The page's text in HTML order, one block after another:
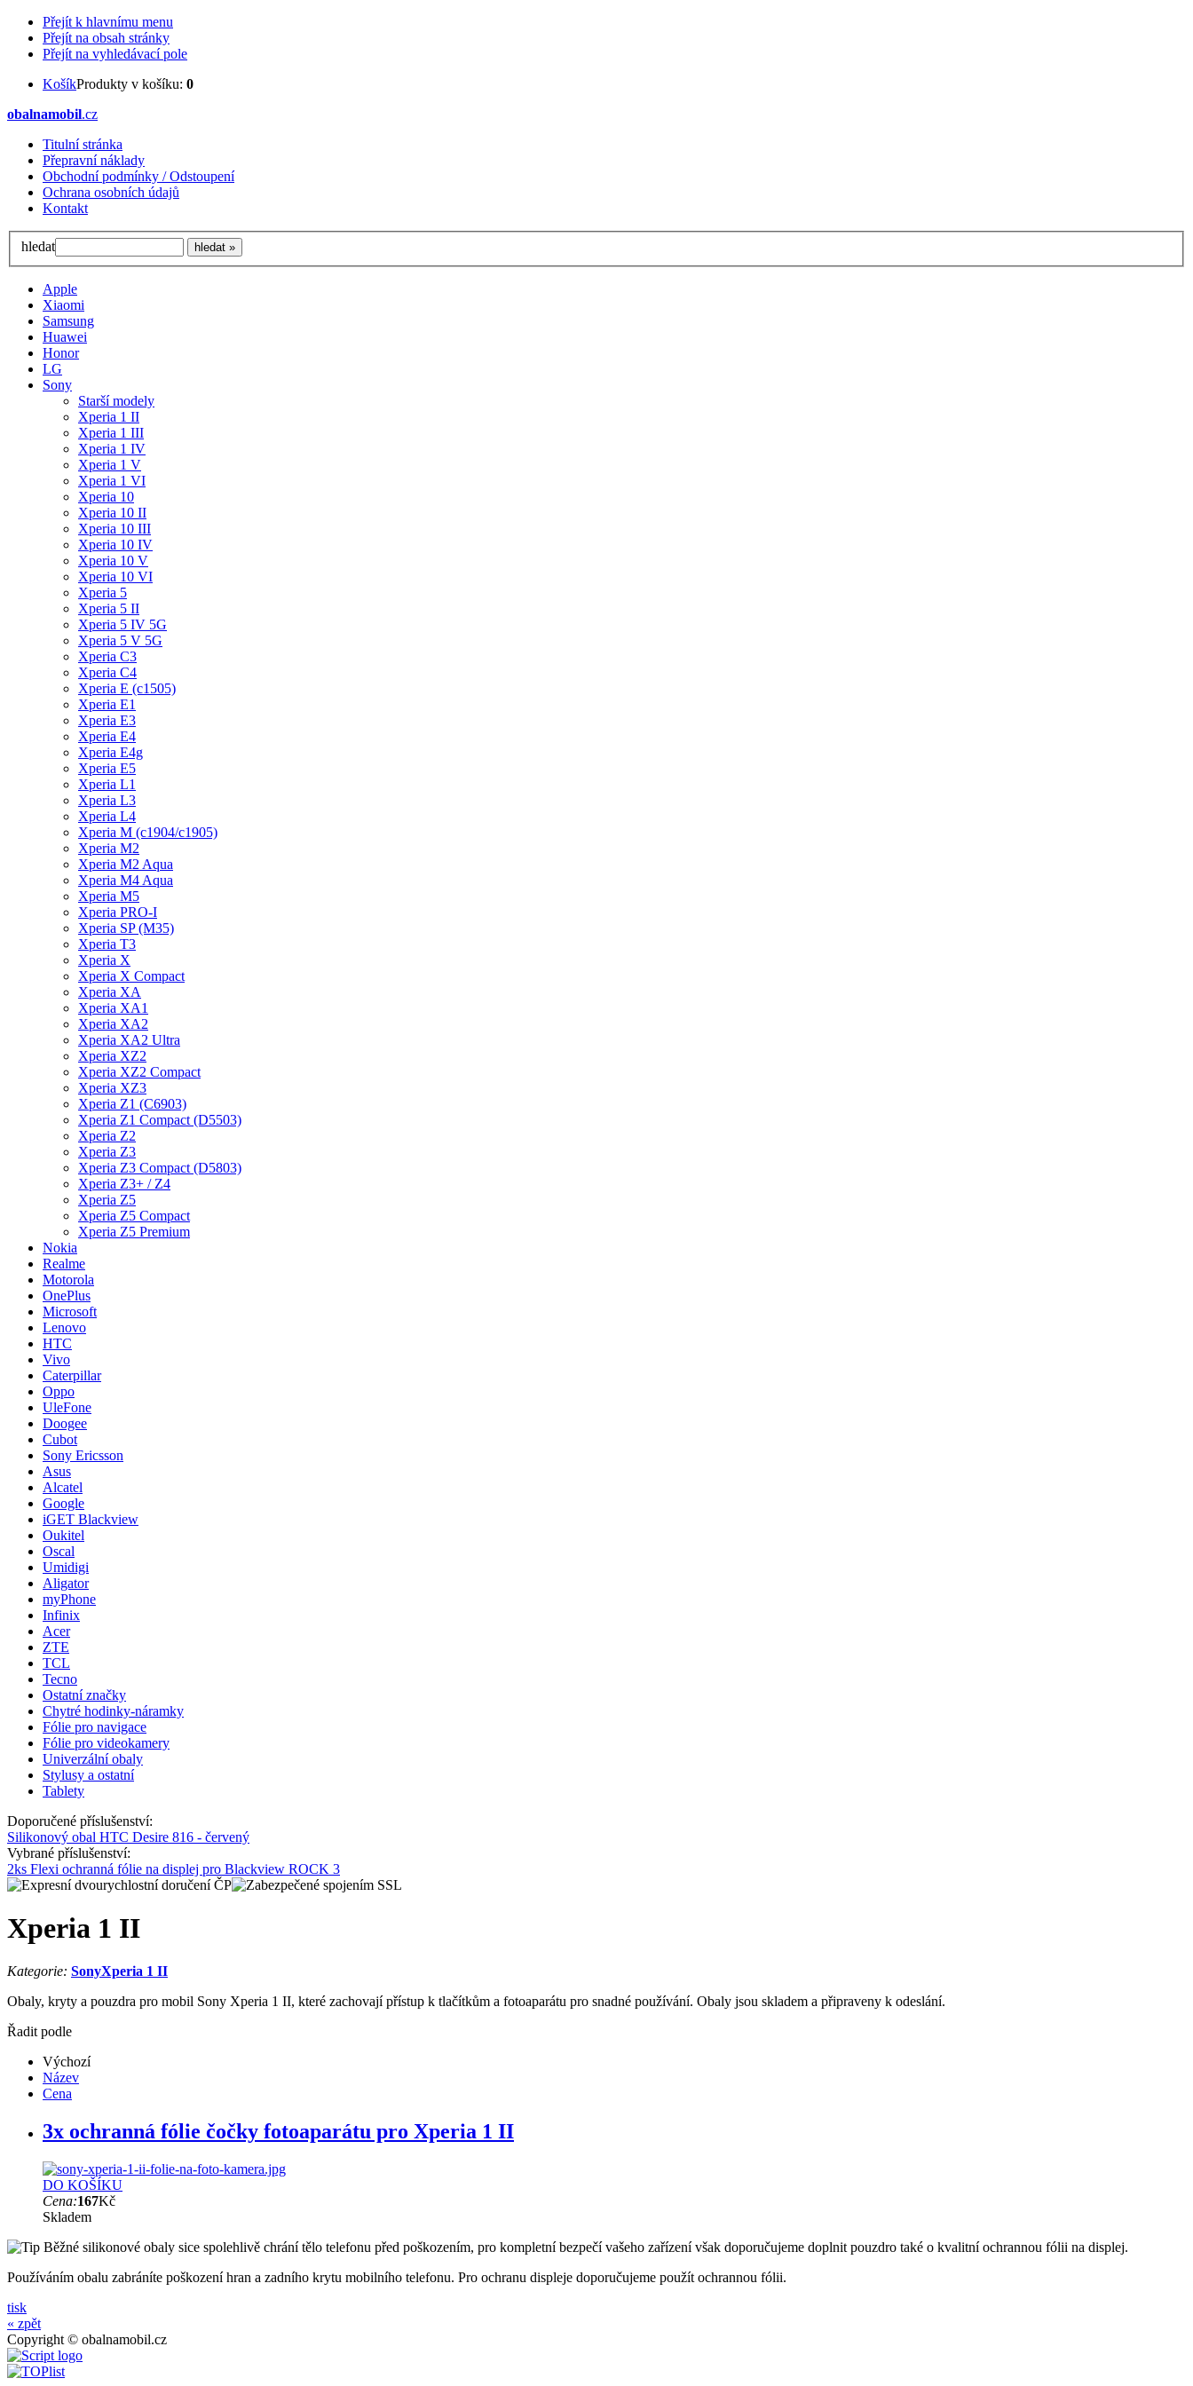
Přejít k hlavnímu menu
Přejít na obsah stránky
Přejít na vyhledávací pole
KošíkProdukty v košíku: 0
obalnamobil.cz
Titulní stránka
Přepravní náklady
Obchodní podmínky / Odstoupení
Ochrana osobních údajů
Kontakt
hledat
Apple
Xiaomi
Samsung
Huawei
Honor
LG
Sony
Starší modely
Xperia 1 II
Xperia 1 III
Xperia 1 IV
Xperia 1 V
Xperia 1 VI
Xperia 10
Xperia 10 II
Xperia 10 III
Xperia 10 IV
Xperia 10 V
Xperia 10 VI
Xperia 5
Xperia 5 II
Xperia 5 IV 5G
Xperia 5 V 5G
Xperia C3
Xperia C4
Xperia E (c1505)
Xperia E1
Xperia E3
Xperia E4
Xperia E4g
Xperia E5
Xperia L1
Xperia L3
Xperia L4
Xperia M (c1904/c1905)
Xperia M2
Xperia M2 Aqua
Xperia M4 Aqua
Xperia M5
Xperia PRO-I
Xperia SP (M35)
Xperia T3
Xperia X
Xperia X Compact
Xperia XA
Xperia XA1
Xperia XA2
Xperia XA2 Ultra
Xperia XZ2
Xperia XZ2 Compact
Xperia XZ3
Xperia Z1 (C6903)
Xperia Z1 Compact (D5503)
Xperia Z2
Xperia Z3
Xperia Z3 Compact (D5803)
Xperia Z3+ / Z4
Xperia Z5
Xperia Z5 Compact
Xperia Z5 Premium
Nokia
Realme
Motorola
OnePlus
Microsoft
Lenovo
HTC
Vivo
Caterpillar
Oppo
UleFone
Doogee
Cubot
Sony Ericsson
Asus
Alcatel
Google
iGET Blackview
Oukitel
Oscal
Umidigi
Aligator
myPhone
Infinix
Acer
ZTE
TCL
Tecno
Ostatní značky
Chytré hodinky-náramky
Fólie pro navigace
Fólie pro videokamery
Univerzální obaly
Stylusy a ostatní
Tablety
Doporučené příslušenství:
Silikonový obal HTC Desire 816 - červený
Vybrané příslušenství:
2ks Flexi ochranná fólie na displej pro Blackview ROCK 3
Xperia 1 II
Kategorie: SonyXperia 1 II
Obaly, kryty a pouzdra pro mobil Sony Xperia 1 II, které zachovají přístup k tlačítkům a fotoaparátu pro snadné používání. Obaly jsou skladem a připraveny k odeslání.
Řadit podle
Výchozí
Název
Cena
3x ochranná fólie čočky fotoaparátu pro Xperia 1 II
DO KOŠÍKU
Cena:167Kč
Skladem
Běžné silikonové obaly sice spolehlivě chrání tělo telefonu před poškozením, pro kompletní bezpečí vašeho zařízení však doporučujeme doplnit pouzdro také o kvalitní ochrannou fólii na displej.
Používáním obalu zabráníte poškození hran a zadního krytu mobilního telefonu. Pro ochranu displeje doporučujeme použít ochrannou fólii.
tisk
« zpět
Copyright © obalnamobil.cz